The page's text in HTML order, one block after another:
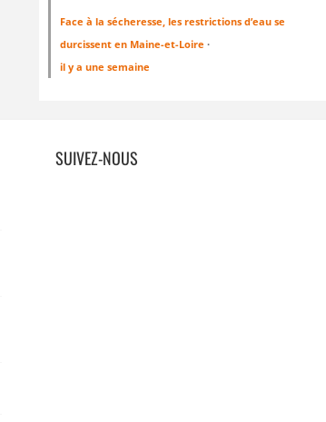
Face à la sécheresse, les restrictions d’eau se
durcissent en Maine-et-Loire ·
il y a une semaine
SUIVEZ-NOUS